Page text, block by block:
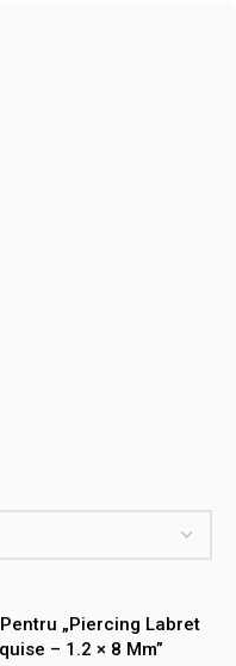
„Piercing Labret
– 1.2 × 8 Mm”